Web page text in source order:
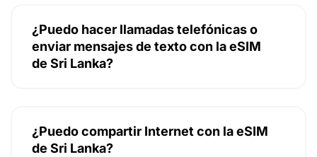
¿Puedo hacer llamadas telefónicas o
enviar mensajes de texto con la eSIM
de Sri Lanka?
¿Puedo compartir Internet con la eSIM
de Sri Lanka?